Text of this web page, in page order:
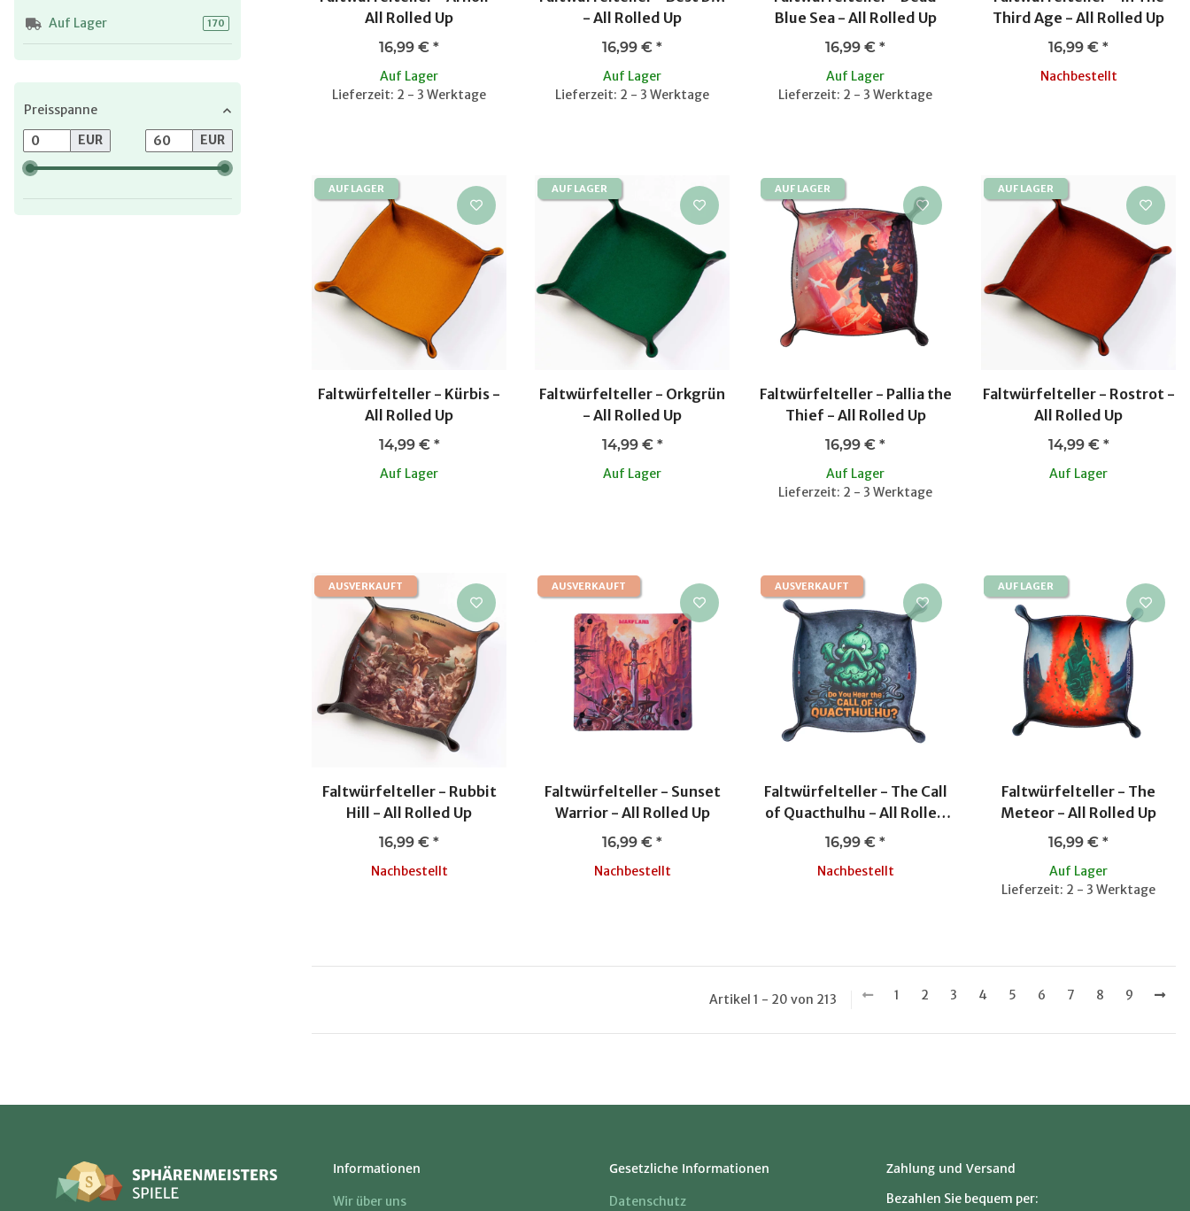
All Rolled Up
16,99 € *
Auf Lager
Lieferzeit: 2 - 3 Werktage
- All Rolled Up
16,99 € *
Auf Lager
Lieferzeit: 2 - 3 Werktage
Blue Sea - All Rolled Up
16,99 € *
Auf Lager
Lieferzeit: 2 - 3 Werktage
Third Age - All Rolled Up
16,99 € *
Nachbestellt
AUF LAGER
Faltwürfelteller - Kürbis -
All Rolled Up
14,99 € *
Auf Lager
AUF LAGER
Faltwürfelteller - Orkgrün
- All Rolled Up
14,99 € *
Auf Lager
AUF LAGER
Faltwürfelteller - Pallia the
Thief - All Rolled Up
16,99 € *
Auf Lager
Lieferzeit: 2 - 3 Werktage
AUF LAGER
Faltwürfelteller - Rostrot -
All Rolled Up
14,99 € *
Auf Lager
AUSVERKAUFT
Faltwürfelteller - Rubbit
Hill - All Rolled Up
16,99 € *
Nachbestellt
AUSVERKAUFT
Faltwürfelteller - Sunset
Warrior - All Rolled Up
16,99 € *
Nachbestellt
AUSVERKAUFT
Faltwürfelteller - The Call
of Quacthulhu - All Rolled
Up
16,99 € *
Nachbestellt
AUF LAGER
Faltwürfelteller - The
Meteor - All Rolled Up
16,99 € *
Auf Lager
Lieferzeit: 2 - 3 Werktage
Artikel 1 - 20 von 213 1 2 3 4 5 6 7 8 9
Auf Lager
170Artikel gefunden
Preisspanne
EUR
EUR
Informationen
Wir über uns
Gesetzliche Informationen
Datenschutz
Zahlung und Versand
Bezahlen Sie bequem per: